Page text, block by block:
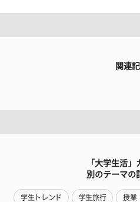
関連
「大学生活」
別のテーマの
学生トレンド 学生旅行 授業